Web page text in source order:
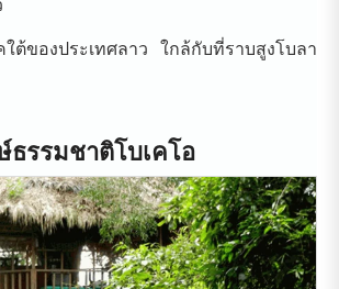
ต้ของประเทศลาว ใกล้กับที่ราบสูงโบลา
ธรรมชาติโบเคโอ